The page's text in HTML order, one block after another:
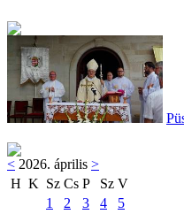
< 2026. április >
H K Sz Cs P Sz V
1
2 3 4
5